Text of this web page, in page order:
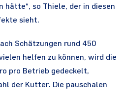
hätte“, so Thiele, der in diesen
sieht.
Schätzungen rund 450
helfen zu können, wird die
pro Betrieb gedeckelt,
der Kutter. Die pauschalen